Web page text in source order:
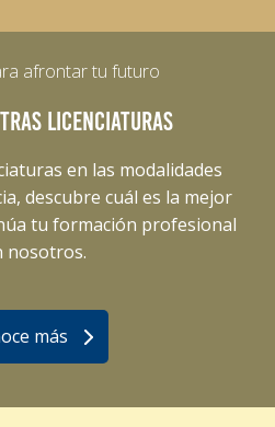
afrontar tu futuro
LICENCIATURAS
en las modalidades
descubre cuál es la mejor
tu formación profesional
nosotros.
más